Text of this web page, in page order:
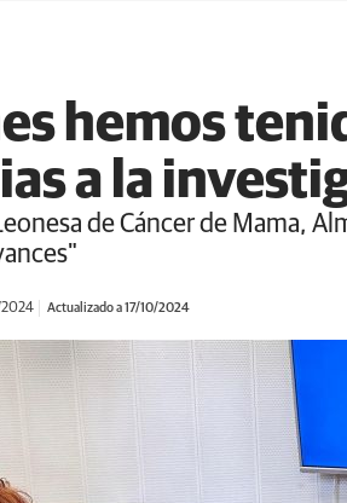
hemos
a la
de Cáncer de Mama,
2024 Actualizado a 17/10/2024